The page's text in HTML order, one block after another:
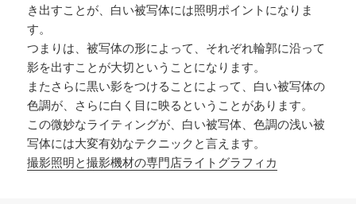
き出すことが、白い被写体には照明ポイントになりま
す。
つまりは、被写体の形によって、それぞれ輪郭に沿って
影を出すことが大切ということになります。
またさらに黒い影をつけることによって、白い被写体の
色調が、さらに白く目に映るということがあります。
この微妙なライティングが、白い被写体、色調の浅い被
写体には大変有効なテクニックと言えます。
撮影照明と撮影機材の専門店ライトグラフィカ